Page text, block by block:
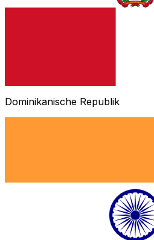
Dominikanische Republik